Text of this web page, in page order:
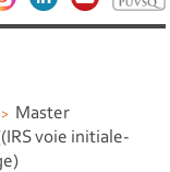
Master
voie initiale-